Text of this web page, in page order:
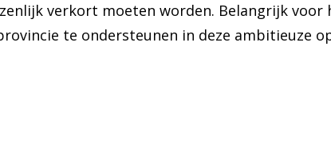
verkort moeten worden. Belangrijk voor
te ondersteunen in deze ambitieuze